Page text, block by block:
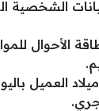
الشخصية
الأحوال
ميلاد العميل